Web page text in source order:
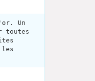
Un
toutes
les